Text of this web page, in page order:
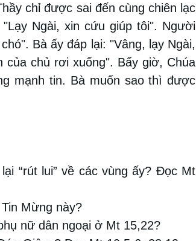
chỉ được sai đến cùng chiên lạc
Ngài, xin cứu giúp tôi". Người
Bà ấy đáp lại: "Vâng, lạy Ngài,
chủ rơi xuống". Bấy giờ, Chúa
mạnh tin. Bà muốn sao thì được
“rút lui” về các vùng ấy? Đọc Mt
Mừng này?
nữ dân ngoại ở Mt 15,22?